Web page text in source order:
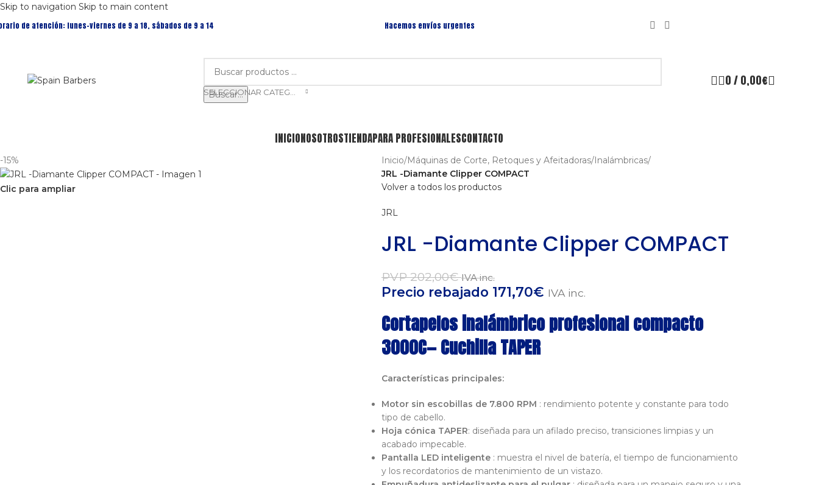
Skip to navigation Skip to main content
de atención: lunes-viernes de 9 a 18, sábados de 9 a 14
Hacemos envíos urgentes
Buscar...
0/ 0,00€
INICIONOSOTROSTIENDAPARA PROFESIONALESCONTACTO
-15%
Clic para ampliar
Inicio/Máquinas de Corte, Retoques y Afeitadoras/Inalámbricas/
JRL -Diamante Clipper COMPACT
Volver a todos los productos
JRL
JRL -Diamante Clipper COMPACT
PVP202,00€ IVA inc.
Precio rebajado 171,70€ IVA inc.
Cortapelos inalámbrico profesional compacto
3000C— Cuchilla TAPER
Características principales:
Motor sin escobillas de 7.800 RPM : rendimiento potente y constante para todo
tipo de cabello.
Hoja cónica TAPER: diseñada para un afilado preciso, transiciones limpias y un
acabado impecable.
Pantalla LED inteligente: muestra el nivel de batería, el tiempo de funcionamiento
y los recordatorios de mantenimiento de un vistazo.